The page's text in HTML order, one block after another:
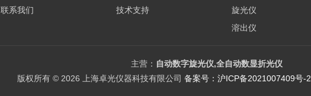
联系我们
技术支持
旋光仪
溶出仪
差示热分析仪
紫外/可见分光光度计
主营： 自动数字旋光仪,全自动数显折光仪
版权所有 © 2026 上海卓光仪器科技有限公司 备案号：沪ICP备2021007409号-2